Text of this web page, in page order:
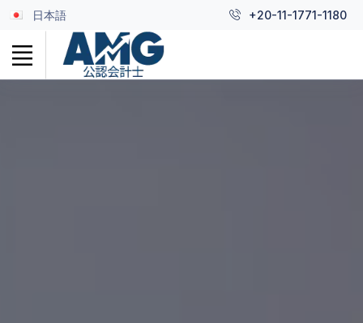
日本語 +20-11-1771-1180